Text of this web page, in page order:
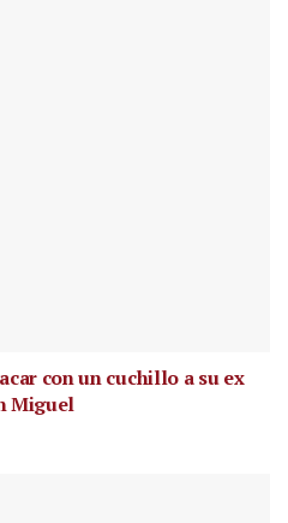
con un cuchillo a su ex
Miguel